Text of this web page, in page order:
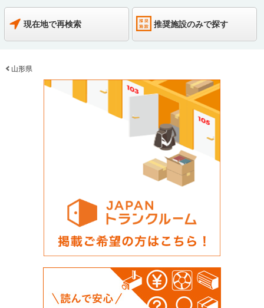
現在地で再検索 推奨施設のみで探す
山形県